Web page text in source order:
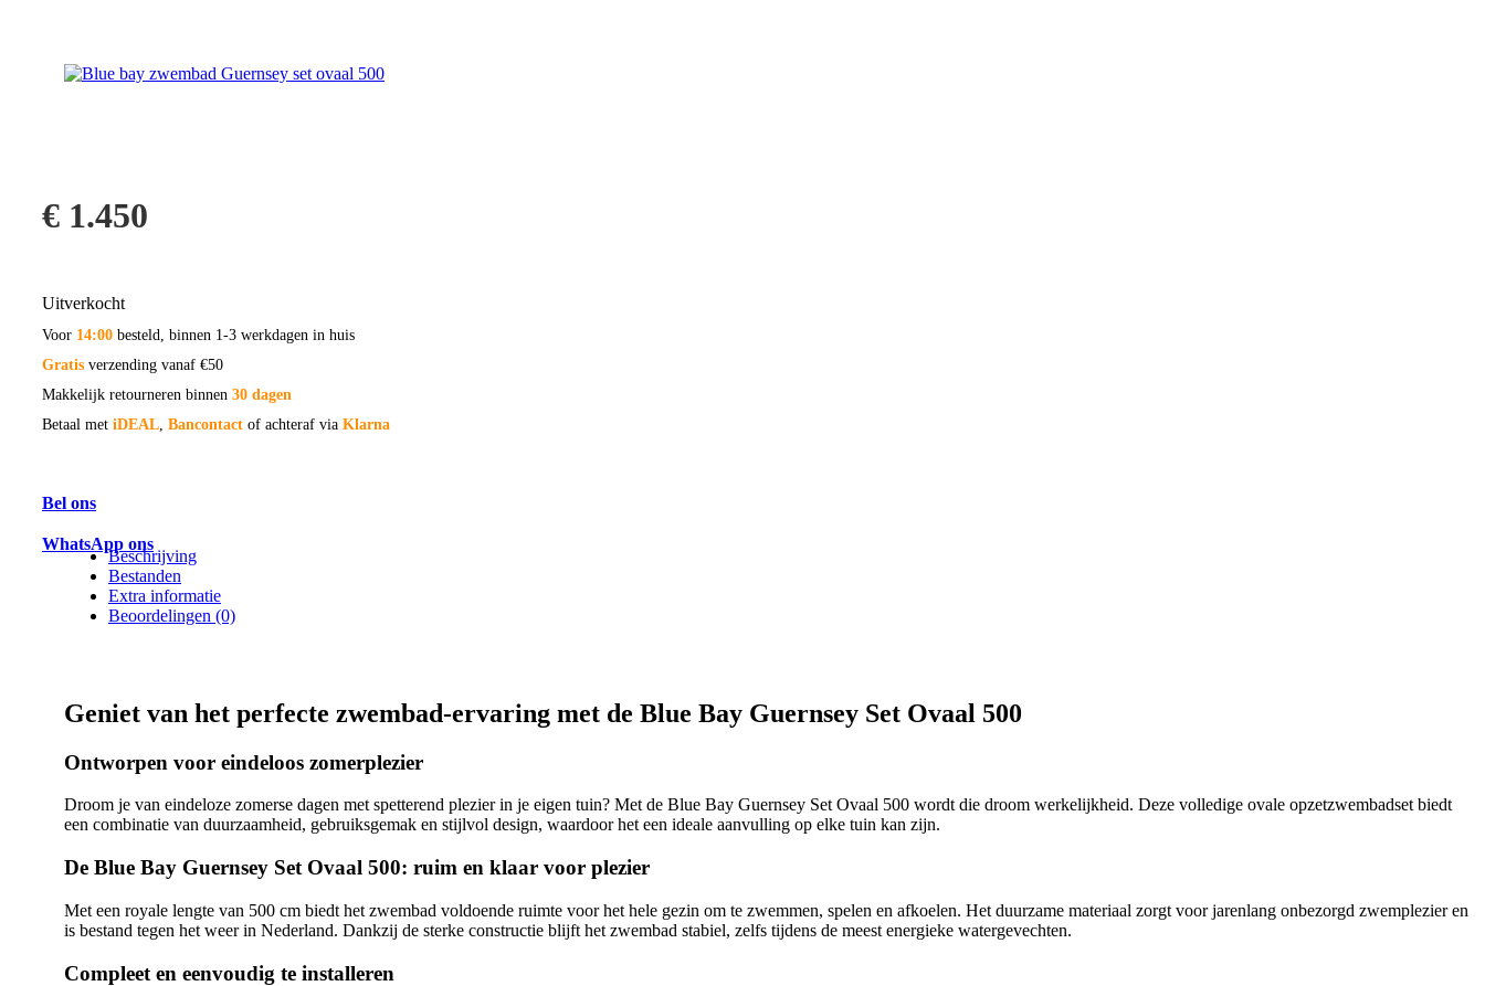
€ 1.450
Uitverkocht
Voor 14:00 besteld, binnen 1-3 werkdagen in huis
Gratis verzending vanaf €50
Makkelijk retourneren binnen 30 dagen
Betaal met iDEAL Bancontact of achteraf via Klarna
Bel ons
WhatsApp ons
Beschrijving
Bestanden
Extra informatie
Beoordelingen (0)
Geniet van het perfecte zwembad-ervaring met de Blue Bay Guernsey Set Ovaal 500
Ontworpen voor eindeloos zomerplezier
Droom je van eindeloze zomerse dagen met spetterend plezier in je eigen tuin? Met de Blue Bay Guernsey Set Ovaal 500 wordt die droom werkelijkheid. Deze volledige ovale opzetzwembadset biedt
een combinatie van duurzaamheid, gebruiksgemak en stijlvol design, waardoor het een ideale aanvulling op elke tuin kan zijn.
De Blue Bay Guernsey Set Ovaal 500: ruim en klaar voor plezier
Met een royale lengte van 500 cm biedt het zwembad voldoende ruimte voor het hele gezin om te zwemmen, spelen en afkoelen. Het duurzame materiaal zorgt voor jarenlang onbezorgd zwemplezier en
is bestand tegen het weer in Nederland. Dankzij de sterke constructie blijft het zwembad stabiel, zelfs tijdens de meest energieke watergevechten.
Compleet en eenvoudig te installeren